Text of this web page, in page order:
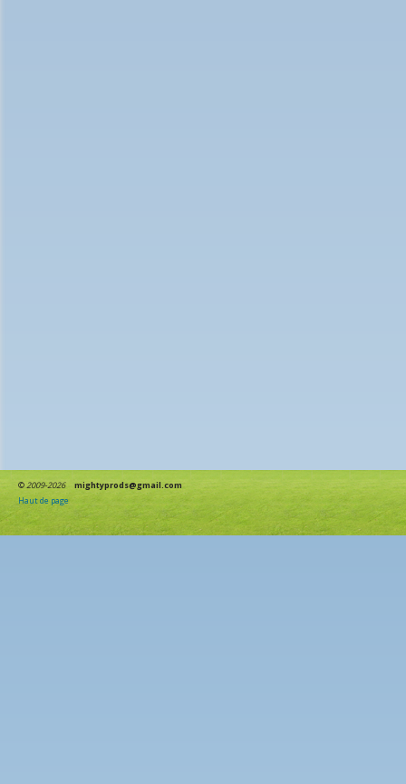
©2009-2026
mightyprods@gmail.com
Haut de page